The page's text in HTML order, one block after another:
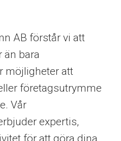
AB förstår vi att
än bara
möjligheter att
företagsutrymme
Vår
expertis,